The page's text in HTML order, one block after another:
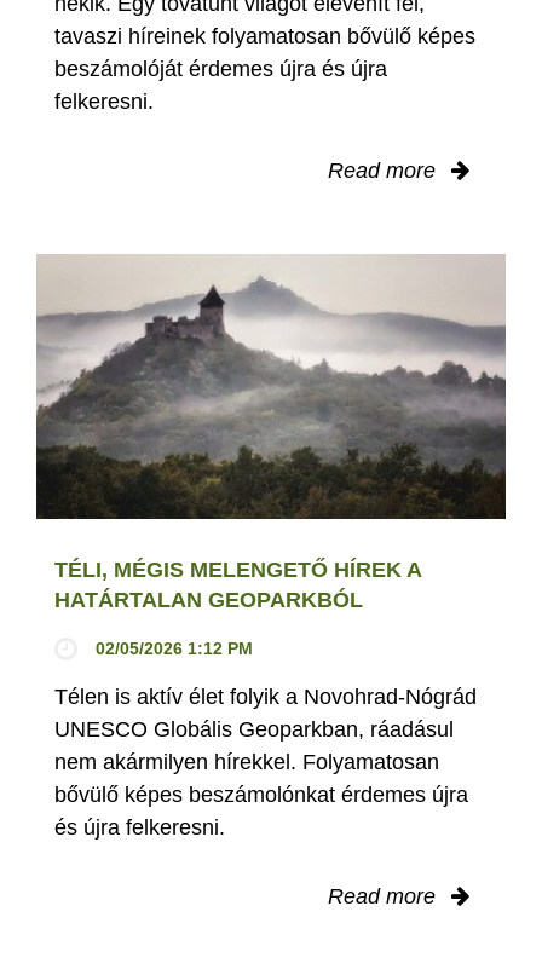
tavaszi híreinek folyamatosan bővülő képes
beszámolóját érdemes újra és újra
felkeresni.
Read more
TÉLI, MÉGIS MELENGETŐ HÍREK A
HATÁRTALAN GEOPARKBÓL
02/05/2026 1:12 PM
Télen is aktív élet folyik a Novohrad-Nógrád
UNESCO Globális Geoparkban, ráadásul
nem akármilyen hírekkel. Folyamatosan
bővülő képes beszámolónkat érdemes újra
és újra felkeresni.
Read more